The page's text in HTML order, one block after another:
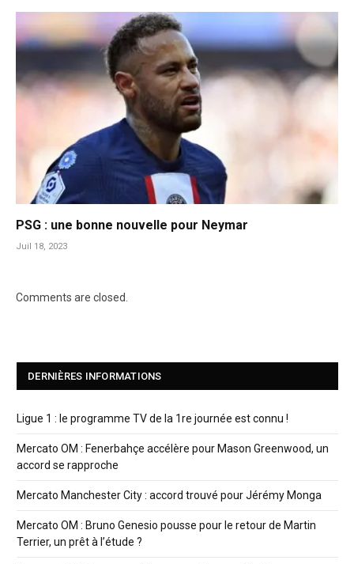
PSG : une bonne nouvelle pour Neymar
Juil 18, 2023
Comments are closed.
DERNIÈRES INFORMATIONS
Ligue 1 : le programme TV de la 1re journée est connu !
Mercato OM : Fenerbahçe accélère pour Mason Greenwood, un
accord se rapproche
Mercato Manchester City : accord trouvé pour Jérémy Monga
Mercato OM : Bruno Genesio pousse pour le retour de Martin
Terrier, un prêt à l’étude ?